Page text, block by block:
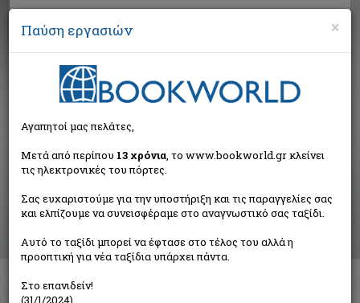
Αναζήτηση
Αποτελέσματα αναζήτησης
Συγγραφέας: Chapman Robin (1 βιβλία)
Ταξινόμηση ανά:
Το μυστικό του κόσμου
×
Παύση εργασιών
Αγαπητοί μας πελάτες,
Μετά από περίπου 13 χρόνια, το www.bookworld.gr κλείνει
τις ηλεκτρονικές του πόρτες.
Σας ευχαριστούμε για την υποστήριξη και τις παραγγελίες σας
και ελπίζουμε να συνεισφέραμε στο αναγνωστικό σας ταξίδι.
Αυτό το ταξίδι μπορεί να έφτασε στο τέλος του αλλά η
προοπτική για νέα ταξίδια υπάρχει πάντα.
Στο επανιδείν!
(31/1/2024)